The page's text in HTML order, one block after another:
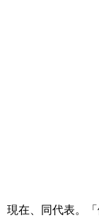
現在、同代表。